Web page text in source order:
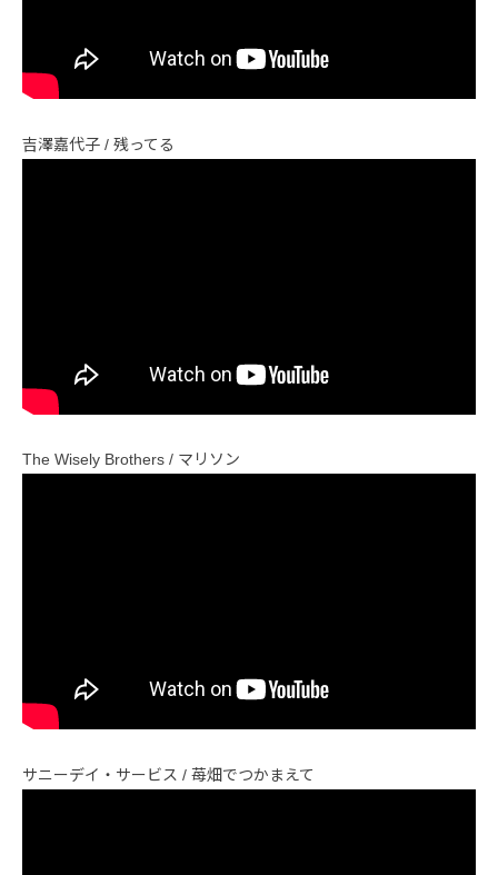
吉澤嘉代子 / 残ってる
The Wisely Brothers / マリソン
サニーデイ・サービス / 苺畑でつかまえて